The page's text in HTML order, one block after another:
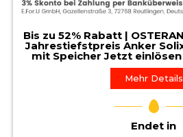
Bis zu 52% Rabatt |
Jahrestiefstpreis Anker
mit Speicher Jetzt einlösen
Mehr Details
Endet in